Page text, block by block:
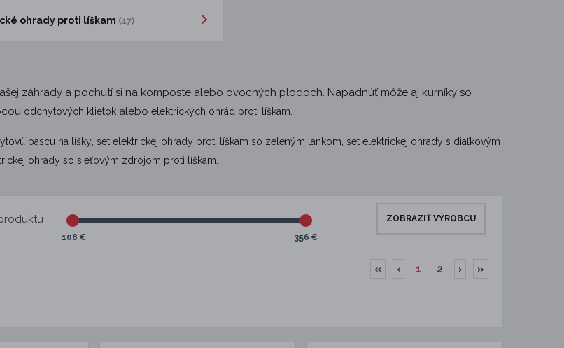
ohrady proti líškam (17)
záhrady a pochutí si na komposte alebo ovocných plodoch. Napadnúť môže aj kurníky so
odchytových klietok alebo elektrických ohrád proti líškam.
pascu na líšky, set elektrickej ohrady proti líškam so zeleným lankom, set elektrickej ohrady s diaľkovým
ohrady so sieťovým zdrojom proti líškam.
108 € 356 €
ZOBRAZIŤ VÝROBCU
« ‹ 1 2 › »